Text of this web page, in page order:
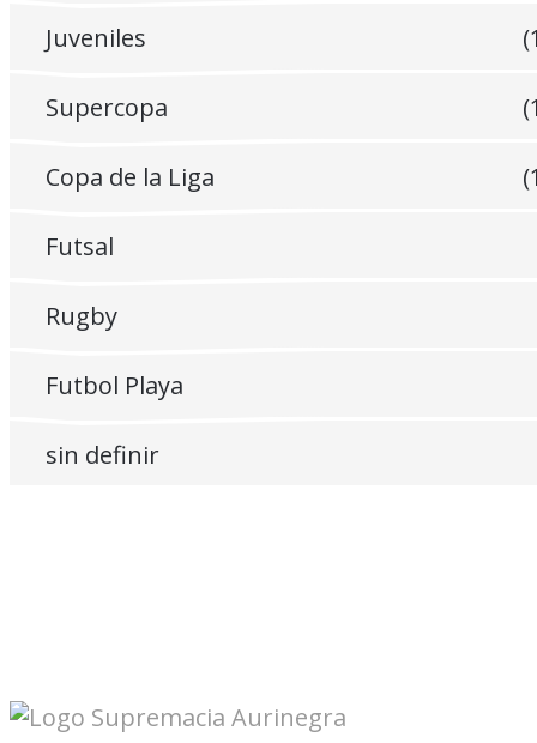
Juveniles
Supercopa
Copa de la Liga
Futsal
Rugby
Futbol Playa
sin definir